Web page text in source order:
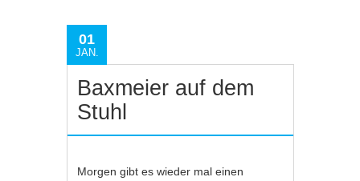
01
JAN.
Baxmeier auf dem
Stuhl
Morgen gibt es wieder mal einen